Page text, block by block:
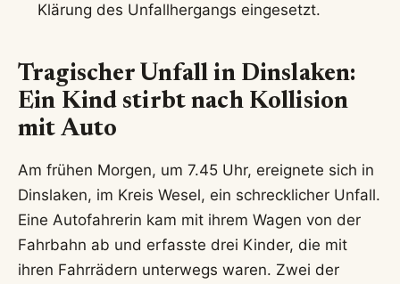
Klärung des Unfallhergangs eingesetzt.
Tragischer Unfall in Dinslaken:
Ein Kind stirbt nach Kollision
mit Auto
Am frühen Morgen, um 7.45 Uhr, ereignete sich in
Dinslaken, im Kreis Wesel, ein schrecklicher Unfall.
Eine Autofahrerin kam mit ihrem Wagen von der
Fahrbahn ab und erfasste drei Kinder, die mit
ihren Fahrrädern unterwegs waren. Zwei der